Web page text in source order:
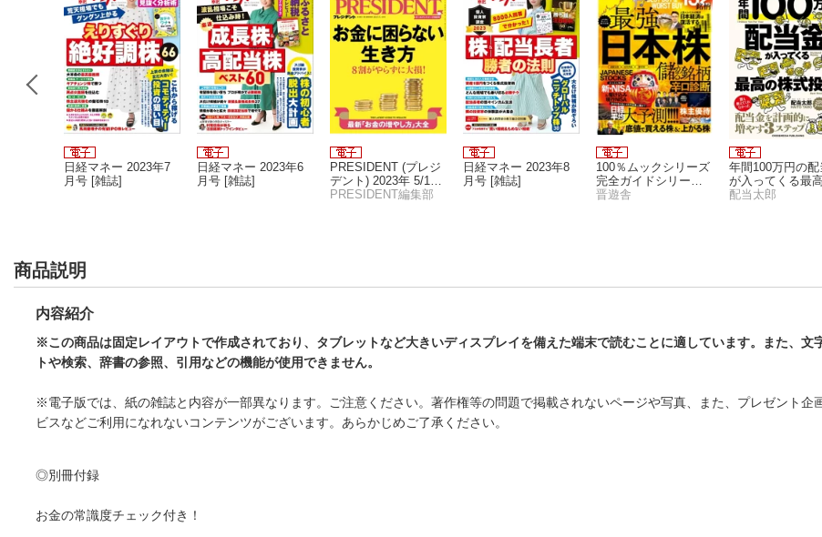
日経マネー 2023年7
月号 [雑誌]
日経マネー 2023年6
月号 [雑誌]
PRESIDENT (プレジ
デント) 2023年 5/19
号 [雑誌]
PRESIDENT編集部
日経マネー 2023年8
月号 [雑誌]
100％ムックシリーズ
完全ガイドシリーズ3
71 株完全ガイド
晋遊舎
年間100万円の配
が入ってくる最高
株式投資
配当太郎
商品説明
内容紹介
※この商品は固定レイアウトで作成されており、タブレットなど大きいディスプレイを備えた端末で読むことに適しています。また、文
トや検索、辞書の参照、引用などの機能が使用できません。
※電子版では、紙の雑誌と内容が一部異なります。ご注意ください。著作権等の問題で掲載されないページや写真、また、プレゼント企
ビスなどご利用になれないコンテンツがございます。あらかじめご了承ください。
◎別冊付録
お金の常識度チェック付き！